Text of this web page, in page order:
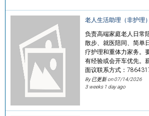
老人生活助理（非护理）
负责高端家庭老人日常
散步、就医陪同、简单
疗护理和重体力家务。
有经验或会开车优先。
面议联系方式：
By 已更新 on07/14/2026
3 weeks 1 day ago